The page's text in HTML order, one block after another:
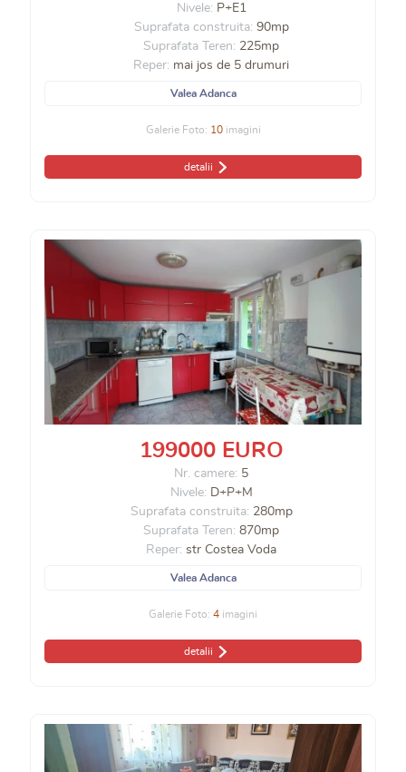
Nivele: P+E1
Suprafata construita: 90mp
Suprafata Teren: 225mp
Reper: mai jos de 5 drumuri
Valea Adanca
Galerie Foto: 10imagini
detalii
199000 EURO
Nr. camere: 5
Nivele: D+P+M
Suprafata construita: 280mp
Suprafata Teren: 870mp
Reper: str Costea Voda
Valea Adanca
Galerie Foto: 4 imagini
detalii